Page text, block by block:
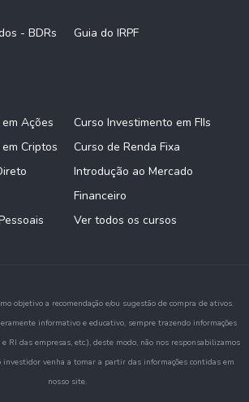
- BDRs Guia do IRPF
Ações
Curso Investimento em FIIs
Criptos
Curso de Renda Fixa
Introdução ao Mercado
Financeiro
Ver todos os cursos
objetivo a recomendação e/ou sugestão de compra de ativos.
informativo e educativo, sempre trazendo informações
RI das empresas, etc.), deste modo, não nos responsabilizamos
investidor venha a tomar a partir das informações contidas em
nosso site.